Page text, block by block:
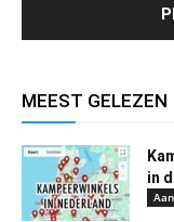
MEEST GELEZEN
in